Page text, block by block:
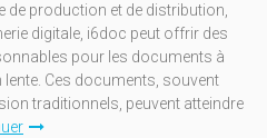
de production et de distribution,
digitale, i6doc peut offrir des
pour les documents à
Ces documents, souvent
traditionnels, peuvent atteindre